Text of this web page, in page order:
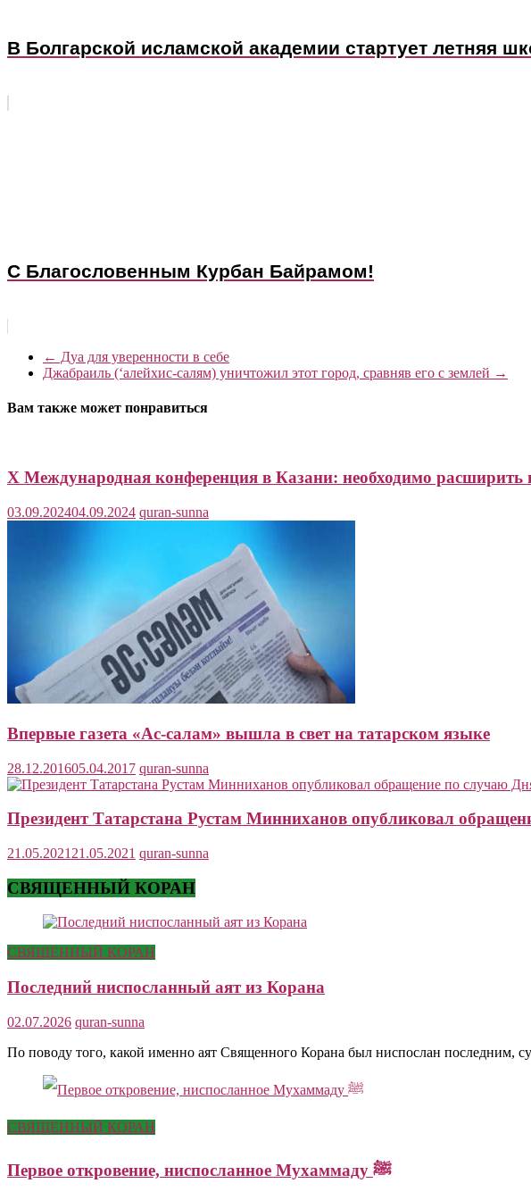
В Болгарской исламской академии стартует летняя
С Благословенным Курбан Байрамом!
← Дуа для уверенности в себе
Джабраиль (‘алейхис-салям) уничтожил этот город, сравняв его с землей →
Вам также может понравиться
X Международная конференция в Казани: необходимо расширить
03.09.202404.09.2024 quran-sunna
Впервые газета «Ас-салам» вышла в свет на татарском языке
28.12.201605.04.2017 quran-sunna
Президент Татарстана Рустам Минниханов опубликовал
21.05.2021 21.05.2021 quran-sunna
СВЯЩЕННЫЙ КОРАН
СВЯЩЕННЫЙ КОРАН
Последний ниспосланный аят из Корана
02.07.2026 quran-sunna
По поводу того, какой именно аят Священного Корана был ниспослан
СВЯЩЕННЫЙ КОРАН
Первое откровение, ниспосланное Мухаммаду ﷺ